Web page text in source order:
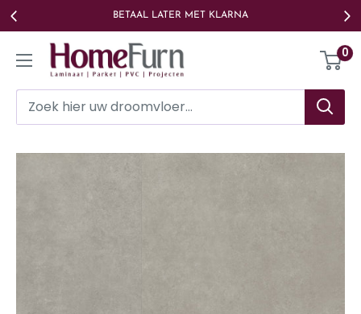
Ga
naar
BETAAL LATER MET KLARNA
Homefurn 0